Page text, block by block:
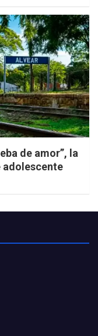
de amor”, la
adolescente